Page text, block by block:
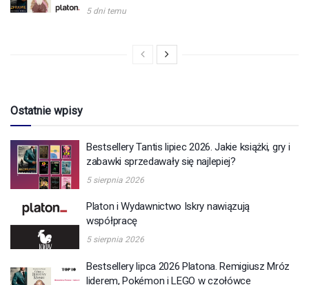
5 dni temu
Ostatnie wpisy
Bestsellery Tantis lipiec 2026. Jakie książki, gry i
zabawki sprzedawały się najlepiej?
5 sierpnia 2026
Platon i Wydawnictwo Iskry nawiązują
współpracę
5 sierpnia 2026
Bestsellery lipca 2026 Platona. Remigiusz Mróz
liderem, Pokémon i LEGO w czołówce